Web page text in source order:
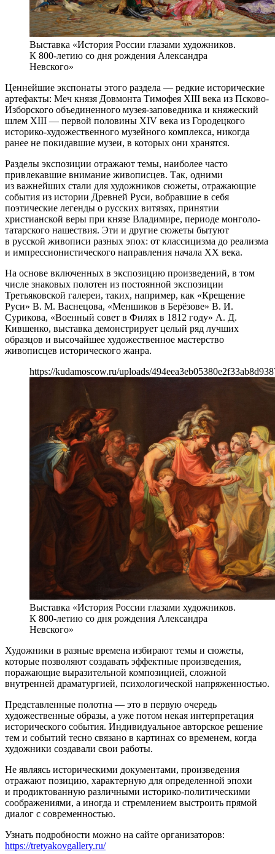
Выставка «История России глазами художников.
К 800-летию со дня рождения Александра
Невского»
Ценнейшие экспонаты этого раздела — редкие исторические
артефакты: Меч князя Довмонта Тимофея XIII века из Псково-
Изборского объединенного музея-заповедника и княжеский
шлем XIII — первой половины XIV века из Городецкого
историко-художественного музейного комплекса, никогда
ранее не покидавшие музеи, в которых они хранятся.
Разделы экспозиции отражают темы, наиболее часто
привлекавшие внимание живописцев. Так, одними
из важнейших стали для художников сюжеты, отражающие
события из истории Древней Руси, вобравшие в себя
поэтические легенды о русских витязях, принятии
христианской веры при князе Владимире, периоде монголо-
татарского нашествия. Эти и другие сюжеты бытуют
в русской живописи разных эпох: от классицизма до реализма
и импрессионистического направления начала XX века.
На основе включенных в экспозицию произведений, в том
числе знаковых полотен из постоянной экспозиции
Третьяковской галереи, таких, например, как «Крещение
Руси» В. М. Васнецова, «Меншиков в Берёзове» В. И.
Сурикова, «Военный совет в Филях в 1812 году» А. Д.
Кившенко, выставка демонстрирует целый ряд лучших
образцов и высочайшее художественное мастерство
живописцев исторического жанра.
https://kudamoscow.ru/uploads/
Выставка «История России глазами художников.
К 800-летию со дня рождения Александра
Невского»
Художники в разные времена избирают темы и сюжеты,
которые позволяют создавать эффектные произведения,
поражающие выразительной композицией, сложной
внутренней драматургией, психологической напряженностью.
Представленные полотна — это в первую очередь
художественные образы, а уже потом некая интерпретация
исторического события. Индивидуальное авторское решение
тем и событий тесно связано в картинах со временем, когда
художники создавали свои работы.
Не являясь историческими документами, произведения
отражают позицию, характерную для определенной эпохи
и продиктованную различными историко-политическими
соображениями, а иногда и стремлением выстроить прямой
диалог с современностью.
Узнать подробности можно на сайте организаторов:
https://tretyakovgallery.ru/